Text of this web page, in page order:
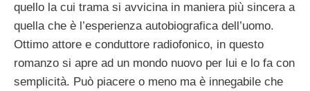
quello la cui trama si avvicina in maniera più sincera a
quella che è l’esperienza autobiografica dell’uomo.
Ottimo attore e conduttore radiofonico, in questo
romanzo si apre ad un mondo nuovo per lui e lo fa con
semplicità. Può piacere o meno ma è innegabile che